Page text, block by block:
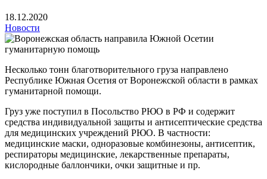
18.12.2020
Новости
Несколько тонн благотворительного груза направлено
Республике Южная Осетия от Воронежской области в рамках
гуманитарной помощи.
Груз уже поступил в Посольство РЮО в РФ и содержит
средства индивидуальной защиты и антисептические средства
для медицинских учреждений РЮО. В частности:
медицинские маски, одноразовые комбинезоны, антисептик,
респираторы медицинские, лекарственные препараты,
кислородные баллончики, очки защитные и пр.